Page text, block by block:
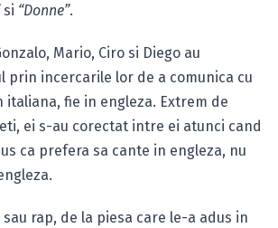
si “Donne”.
Mario, Ciro si Diego au
prin incercarile lor de a comunica cu
italiana, fie in engleza. Extrem de
ei s-au corectat intre ei atunci cand
ca prefera sa cante in engleza, nu
sau rap, de la piesa care le-a adus in